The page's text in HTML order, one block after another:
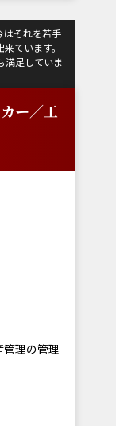
はそれを若手
ています。
満足していま
ー／工
理の管理